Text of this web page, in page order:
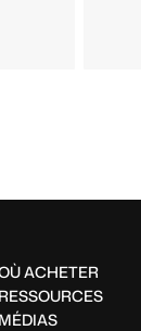
ACHETER
RESSOURCES
MÉDIAS